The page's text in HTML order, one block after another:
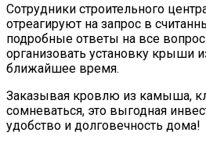
Сотрудники строительного
отреагируют на запрос в
подробные ответы на все
организовать установку крыши
ближайшее время.
Заказывая кровлю из камыша,
сомневаться, это выгодная
удобство и долговечность дома!